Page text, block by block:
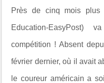
Près de cinq mois plus
Education-
compétition ! Absent
février dernier, où il avait
le coureur américain a